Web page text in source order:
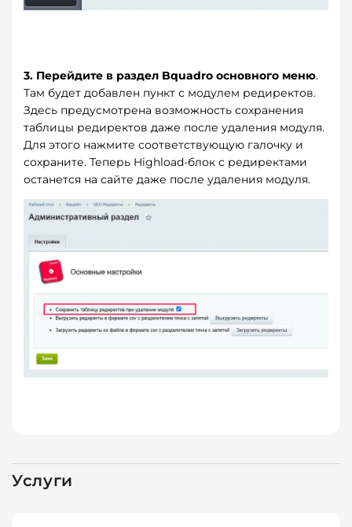
3. Перейдите в раздел Bquadro основного меню.
Там будет добавлен пункт с модулем редиректов.
Здесь предусмотрена возможность сохранения
таблицы редиректов даже после удаления модуля.
Для этого нажмите соответствующую галочку и
сохраните. Теперь Highload-блок с редиректами
останется на сайте даже после удаления модуля.
Услуги